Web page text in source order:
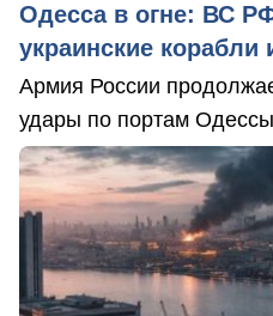
Одесса в огне: ВС
украинские корабли
Армия России
удары по портам